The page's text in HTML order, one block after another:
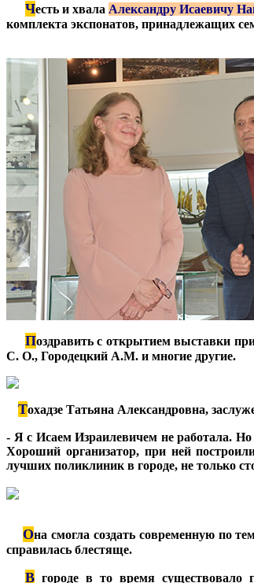
Честь и хвала Александру Исаевичу
комплекта экспонатов, принадлежащих
Поздравить с открытием выставки
С. О., Городецкий А.М. и многие другие.
Тохадзе Татьяна Александровна,
- Я с Исаем Израилевичем не работала.
Хороший организатор, при ней
лучших поликлиник в городе, не только
Она смогла создать современную по
справилась блестяще.
В городе в то время существовало